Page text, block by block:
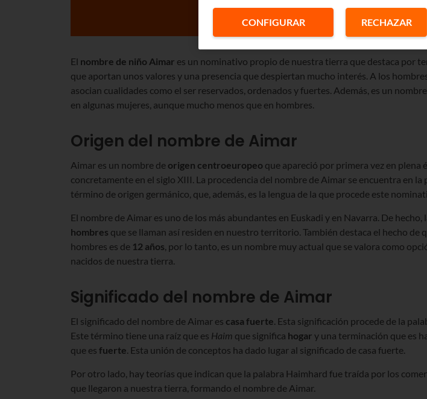
El nombre de niño Aimar es un nominativo propio de nuestra tierra que destaca por
que aportan unos valores y una presencia que despiertan mucho interés. A los
asocian cualidades como el ser reservados, ordenados y fuertes. Además, es un
en algunas mujeres, aunque mucho menos que en hombres.
Origen del nombre de Aimar
Aimar es un nombre de origen centroeuropeo que apareció por primera vez en plena
concretamente en el siglo XIII. La procedencia del nombre de Aimar se encuentra en la
término de origen germánico, que, además, es la lengua de la que procede este
El nombre de Aimar es uno de los más abundantes en Euskadi y en Navarra. De hecho,
hombres que se llaman así residen en nuestro territorio. También destaca el hecho de
hombres es de 12 años, por lo tanto, es un nombre muy actual que se valora como
nacidos de nuestra tierra.
Significado del nombre de Aimar
El significado del nombre de Aimar es casa fuerte. Esta significación procede de la
Este término tiene una raíz que es Haim que significa hogar y una terminación que es
que es fuerte. Esta unión de conceptos ha dado lugar al significado de casa fuerte.
Por otro lado, hay teorías que indican que la palabra Haimhard fue traída por los
que llegaron a nuestra tierra, formando el nombre de Aimar.
CONFIGURAR RECHAZAR